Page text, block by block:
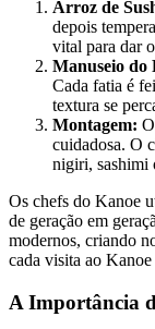
Arroz de
depois
vital para dar
Manuseio do
Cada fatia é
textura se
Montagem:
cuidadosa. O
nigiri, sashimi
Os chefs do Kanoe
de geração em
modernos, criando
cada visita ao Kanoe
A Importância